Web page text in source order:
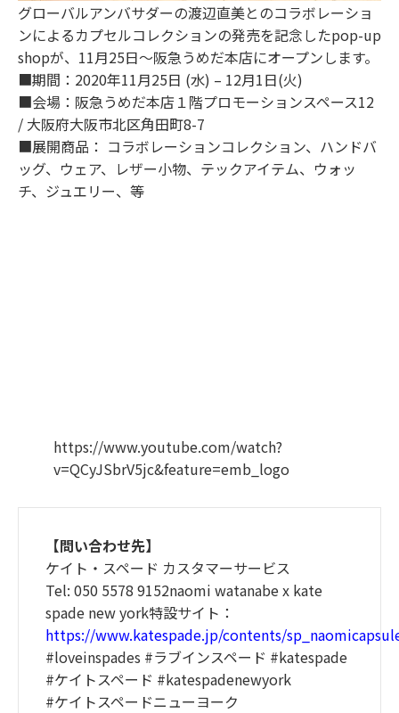
グローバルアンバサダーの渡辺直美とのコラボレーショ
ンによるカプセルコレクションの発売を記念したpop-up
shopが、11月25日〜阪急うめだ本店にオープンします。
■期間：2020年11月25日 (水) – 12月1日(火)
■会場：阪急うめだ本店１階プロモーションスペース12
/ 大阪府大阪市北区角田町8-7
■展開商品： コラボレーションコレクション、ハンドバ
ッグ、ウェア、レザー小物、テックアイテム、ウォッ
チ、ジュエリー、等
https://www.youtube.com/watch?
v=QCyJSbrV5jc&feature=emb_logo
【問い合わせ先】
ケイト・スペード カスタマーサービス
Tel: 050 5578 9152naomi watanabe x kate
spade new york特設サイト：
https://www.katespade.jp/contents/
#loveinspades #ラブインスペード #katespade
#ケイトスペード #katespadenewyork
#ケイトスペードニューヨーク